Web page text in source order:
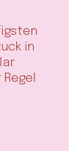
in